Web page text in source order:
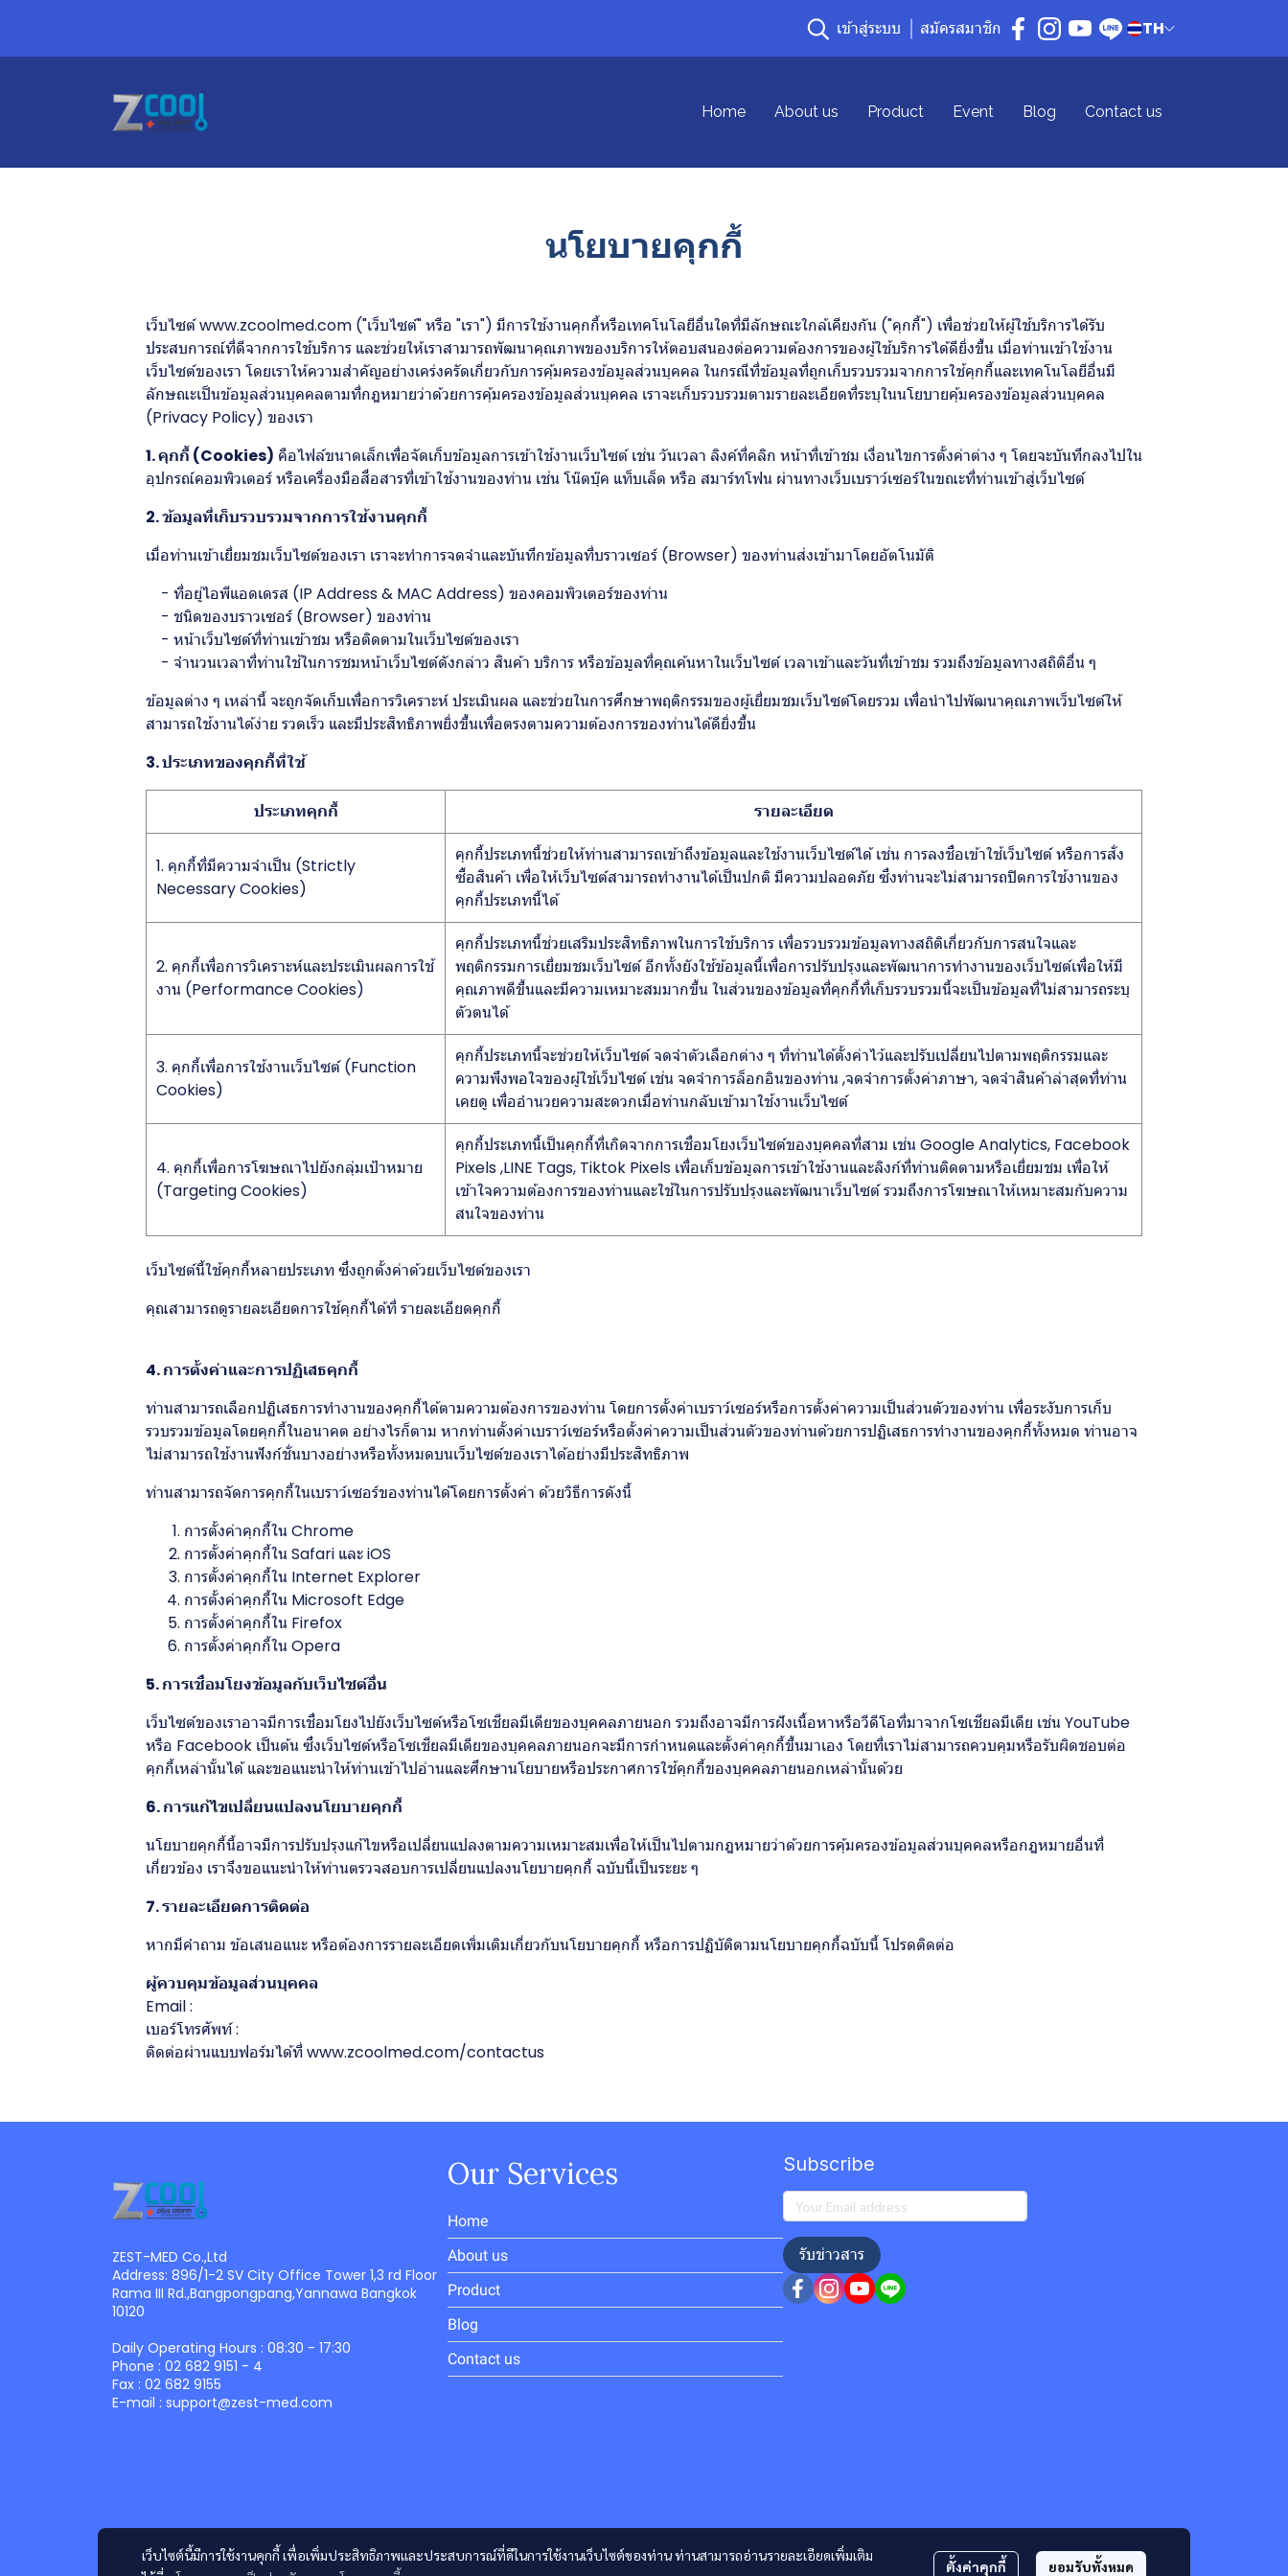
เข้าสู่ระบบ สมัครสมาชิก TH
Home About us Product Event Blog Contact us
นโยบายคุกกี้
เว็บไซต์ www.zcoolmed.com ("เว็บไซต์" หรือ "เรา") มีการใช้งานคุกกี้หรือเทคโนโลยีอื่นใดที่มีลักษณะใกล้เคียงกัน ("คุกกี้") เพื่อช่วยให้ผู้ใช้บริการได้รับ
ประสบการณ์ที่ดีจากการใช้บริการ และช่วยให้เราสามารถพัฒนาคุณภาพของบริการให้ตอบสนองต่อความต้องการของผู้ใช้บริการได้ดียิ่งขึ้น เมื่อท่านเข้าใช้งาน
เว็บไซต์ของเรา โดยเราให้ความสำคัญอย่างเคร่งครัดเกี่ยวกับการคุ้มครองข้อมูลส่วนบุคคล ในกรณีที่ข้อมูลที่ถูกเก็บรวบรวมจากการใช้คุกกี้และเทคโนโลยีอื่นมี
ลักษณะเป็นข้อมูลส่วนบุคคลตามที่กฎหมายว่าด้วยการคุ้มครองข้อมูลส่วนบุคคล เราจะเก็บรวบรวมตามรายละเอียดที่ระบุในนโยบายคุ้มครองข้อมูลส่วนบุคคล
(Privacy Policy) ของเรา
1. คุกกี้ (Cookies) คือไฟล์ขนาดเล็กเพื่อจัดเก็บข้อมูลการเข้าใช้งานเว็บไซต์ เช่น วันเวลา ลิงค์ที่คลิก หน้าที่เข้าชม เงื่อนไขการตั้งค่าต่าง ๆ โดยจะบันทึกลงไปใน
อุปกรณ์คอมพิวเตอร์ หรือเครื่องมือสื่อสารที่เข้าใช้งานของท่าน เช่น โน๊ตบุ๊ค แท็บเล็ต หรือ สมาร์ทโฟน ผ่านทางเว็บเบราว์เซอร์ในขณะที่ท่านเข้าสู่เว็บไซต์
2. ข้อมูลที่เก็บรวบรวมจากการใช้งานคุกกี้
เมื่อท่านเข้าเยี่ยมชมเว็บไซต์ของเรา เราจะทำการจดจำและบันทึกข้อมูลที่บราวเซอร์ (Browser) ของท่านส่งเข้ามาโดยอัตโนมัติ
- ที่อยู่ไอพีแอดเดรส (IP Address & MAC Address) ของคอมพิวเตอร์ของท่าน
- ชนิดของบราวเซอร์ (Browser) ของท่าน
- หน้าเว็บไซต์ที่ท่านเข้าชม หรือติดตามในเว็บไซต์ของเรา
- จำนวนเวลาที่ท่านใช้ในการชมหน้าเว็บไซต์ดังกล่าว สินค้า บริการ หรือข้อมูลที่คุณค้นหาในเว็บไซต์ เวลาเข้าและวันที่เข้าชม รวมถึงข้อมูลทางสถิติอื่น ๆ
ข้อมูลต่าง ๆ เหล่านี้ จะถูกจัดเก็บเพื่อการวิเคราะห์ ประเมินผล และช่วยในการศึกษาพฤติกรรมของผู้เยี่ยมชมเว็บไซต์โดยรวม เพื่อนำไปพัฒนาคุณภาพเว็บไซต์ให้
สามารถใช้งานได้ง่าย รวดเร็ว และมีประสิทธิภาพยิ่งขึ้นเพื่อตรงตามความต้องการของท่านได้ดียิ่งขึ้น
3. ประเภทของคุกกี้ที่ใช้
ประเภทคุกกี้ รายละเอียด
1. คุกกี้ที่มีความจำเป็น (Strictly
Necessary Cookies)
คุกกี้ประเภทนี้ช่วยให้ท่านสามารถเข้าถึงข้อมูลและใช้งานเว็บไซต์ได้ เช่น การลงชื่อเข้าใช้เว็บไซต์ หรือการสั่ง
ซื้อสินค้า เพื่อให้เว็บไซต์สามารถทำงานได้เป็นปกติ มีความปลอดภัย ซึ่งท่านจะไม่สามารถปิดการใช้งานของ
คุกกี้ประเภทนี้ได้
2. คุกกี้เพื่อการวิเคราะห์และประเมินผลการใช้
งาน (Performance Cookies)
คุกกี้ประเภทนี้ช่วยเสริมประสิทธิภาพในการใช้บริการ เพื่อรวบรวมข้อมูลทางสถิติเกี่ยวกับการสนใจและ
พฤติกรรมการเยี่ยมชมเว็บไซต์ อีกทั้งยังใช้ข้อมูลนี้เพื่อการปรับปรุงและพัฒนาการทำงานของเว็บไซต์เพื่อให้มี
คุณภาพดีขึ้นและมีความเหมาะสมมากขึ้น ในส่วนของข้อมูลที่คุกกี้ที่เก็บรวบรวมนี้จะเป็นข้อมูลที่ไม่สามารถระบุ
ตัวตนได้
3. คุกกี้เพื่อการใช้งานเว็บไซต์ (Function
Cookies)
คุกกี้ประเภทนี้จะช่วยให้เว็บไซต์ จดจำตัวเลือกต่าง ๆ ที่ท่านได้ตั้งค่าไว้และปรับเปลี่ยนไปตามพฤติกรรมและ
ความพึงพอใจของผู้ใช้เว็บไซต์ เช่น จดจำการล็อกอินของท่าน ,จดจำการตั้งค่าภาษา, จดจำสินค้าล่าสุดที่ท่าน
เคยดู เพื่ออำนวยความสะดวกเมื่อท่านกลับเข้ามาใช้งานเว็บไซต์
4. คุกกี้เพื่อการโฆษณาไปยังกลุ่มเป้าหมาย
(Targeting Cookies)
คุกกี้ประเภทนี้เป็นคุกกี้ที่เกิดจากการเชื่อมโยงเว็บไซต์ของบุคคลที่สาม เช่น Google Analytics, Facebook
Pixels ,LINE Tags, Tiktok Pixels เพื่อเก็บข้อมูลการเข้าใช้งานและลิงก์ที่ท่านติดตามหรือเยี่ยมชม เพื่อให้
เข้าใจความต้องการของท่านและใช้ในการปรับปรุงและพัฒนาเว็บไซต์ รวมถึงการโฆษณาให้เหมาะสมกับความ
สนใจของท่าน
เว็บไซต์นี้ใช้คุกกี้หลายประเภท ซึ่งถูกตั้งค่าด้วยเว็บไซต์ของเรา
คุณสามารถดูรายละเอียดการใช้คุกกี้ได้ที่รายละเอียดคุกกี้
4. การตั้งค่าและการปฏิเสธคุกกี้
ท่านสามารถเลือกปฏิเสธการทำงานของคุกกี้ได้ตามความต้องการของท่าน โดยการตั้งค่าเบราว์เซอร์หรือการตั้งค่าความเป็นส่วนตัวของท่าน เพื่อระงับการเก็บ
รวบรวมข้อมูลโดยคุกกี้ในอนาคต อย่างไรก็ตาม หากท่านตั้งค่าเบราว์เซอร์หรือตั้งค่าความเป็นส่วนตัวของท่านด้วยการปฏิเสธการทำงานของคุกกี้ทั้งหมด ท่านอาจ
ไม่สามารถใช้งานฟังก์ชั่นบางอย่างหรือทั้งหมดบนเว็บไซต์ของเราได้อย่างมีประสิทธิภาพ
ท่านสามารถจัดการคุกกี้ในเบราว์เซอร์ของท่านได้โดยการตั้งค่า ด้วยวิธีการดังนี้
การตั้งค่าคุกกี้ใน Chrome
การตั้งค่าคุกกี้ใน Safari และiOS
การตั้งค่าคุกกี้ใน Internet Explorer
การตั้งค่าคุกกี้ใน Microsoft Edge
การตั้งค่าคุกกี้ใน Firefox
การตั้งค่าคุกกี้ใน Opera
5. การเชื่อมโยงข้อมูลกับเว็บไซต์อื่น
เว็บไซต์ของเราอาจมีการเชื่อมโยงไปยังเว็บไซต์หรือโซเชียลมีเดียของบุคคลภายนอก รวมถึงอาจมีการฝังเนื้อหาหรือวีดีโอที่มาจากโซเชียลมีเดีย เช่น YouTube
หรือ Facebook เป็นต้น ซึ่งเว็บไซต์หรือโซเชียลมีเดียของบุคคลภายนอกจะมีการกำหนดและตั้งค่าคุกกี้ขึ้นมาเอง โดยที่เราไม่สามารถควบคุมหรือรับผิดชอบต่อ
คุกกี้เหล่านั้นได้ และขอแนะนำให้ท่านเข้าไปอ่านและศึกษานโยบายหรือประกาศการใช้คุกกี้ของบุคคลภายนอกเหล่านั้นด้วย
6. การแก้ไขเปลี่ยนแปลงนโยบายคุกกี้
นโยบายคุกกี้นี้อาจมีการปรับปรุงแก้ไขหรือเปลี่ยนแปลงตามความเหมาะสมเพื่อให้เป็นไปตามกฎหมายว่าด้วยการคุ้มครองข้อมูลส่วนบุคคลหรือกฎหมายอื่นที่
เกี่ยวข้อง เราจึงขอแนะนำให้ท่านตรวจสอบการเปลี่ยนแปลงนโยบายคุกกี้ ฉบับนี้เป็นระยะ ๆ
7. รายละเอียดการติดต่อ
หากมีคำถาม ข้อเสนอแนะ หรือต้องการรายละเอียดเพิ่มเติมเกี่ยวกับนโยบายคุกกี้ หรือการปฏิบัติตามนโยบายคุกกี้ฉบับนี้ โปรดติดต่อ
ผู้ควบคุมข้อมูลส่วนบุคคล
Email :
เบอร์โทรศัพท์ :
ติดต่อผ่านแบบฟอร์มได้ที่www.zcoolmed.com/contactus
เว็บไซต์นี้มีการใช้งานคุกกี้ เพื่อเพิ่มประสิทธิภาพและประสบการณ์ที่ดีในการใช้งานเว็บไซต์ของท่าน ท่านสามารถอ่านรายละเอียดเพิ่มเติม
ตั้งค่าคุกกี้ ยอมรับทั้งหมด
ZEST-MED Co.,Ltd
Address: 896/1-2 SV City Office Tower 1,3 rd Floor
Rama III Rd.,Bangpongpang,Yannawa Bangkok
10120
Daily Operating Hours : 08:30 - 17:30
Phone : 02 682 9151 - 4
Fax : 02 682 9155
E-mail : support@zest-med.com
Our Services
Home
About us
Product
Blog
Contact us
Subscribe
รับข่าวสาร